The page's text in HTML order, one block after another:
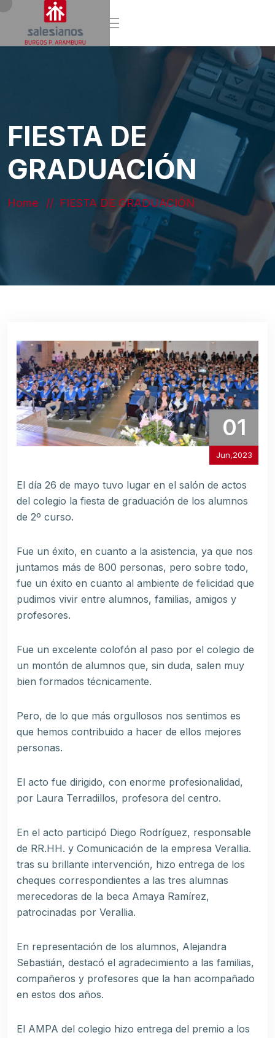
FIESTA DE
GRADUACIÓN
Home FIESTA DE GRADUACIÓN
01
Jun,2023
El día 26 de mayo tuvo lugar en el salón de actos
del colegio la fiesta de graduación de los alumnos
de 2º curso.
Fue un éxito, en cuanto a la asistencia, ya que nos
juntamos más de 800 personas, pero sobre todo,
fue un éxito en cuanto al ambiente de felicidad que
pudimos vivir entre alumnos, familias, amigos y
profesores.
Fue un excelente colofón al paso por el colegio de
un montón de alumnos que, sin duda, salen muy
bien formados técnicamente.
Pero, de lo que más orgullosos nos sentimos es
que hemos contribuido a hacer de ellos mejores
personas.
El acto fue dirigido, con enorme profesionalidad,
por Laura Terradillos, profesora del centro.
En el acto participó Diego Rodríguez, responsable
de RR.HH. y Comunicación de la empresa Verallia.
tras su brillante intervención, hizo entrega de los
cheques correspondientes a las tres alumnas
merecedoras de la beca Amaya Ramírez,
patrocinadas por Verallia.
En representación de los alumnos, Alejandra
Sebastián, destacó el agradecimiento a las familias,
compañeros y profesores que la han acompañado
en estos dos años.
El AMPA del colegio hizo entrega del premio a los